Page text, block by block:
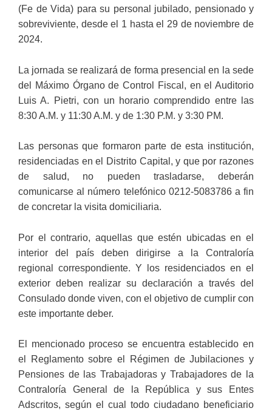
(Fe de Vida) para su personal jubilado, pensionado y
sobreviviente, desde el 1 hasta el 29 de noviembre de
2024.
La jornada se realizará de forma presencial en la sede
del Máximo Órgano de Control Fiscal, en el Auditorio
Luis A. Pietri, con un horario comprendido entre las
8:30 A.M. y 11:30 A.M. y de 1:30 P.M. y 3:30 PM.
Las personas que formaron parte de esta institución,
residenciadas en el Distrito Capital, y que por razones
de salud, no pueden trasladarse, deberán
comunicarse al número telefónico 0212-5083786 a fin
de concretar la visita domiciliaria.
Por el contrario, aquellas que estén ubicadas en el
interior del país deben dirigirse a la Contraloría
regional correspondiente. Y los residenciados en el
exterior deben realizar su declaración a través del
Consulado donde viven, con el objetivo de cumplir con
este importante deber.
El mencionado proceso se encuentra establecido en
el Reglamento sobre el Régimen de Jubilaciones y
Pensiones de las Trabajadoras y Trabajadores de la
Contraloría General de la República y sus Entes
Adscritos, según el cual todo ciudadano beneficiario